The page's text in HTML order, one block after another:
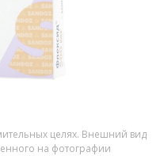
целях. Внешний вид
на фотографии